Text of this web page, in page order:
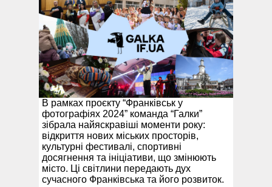
В рамках проєкту “Франківськ у
фотографіях 2024” команда “Галки”
зібрала найяскравіші моменти року:
відкриття нових міських просторів,
культурні фестивалі, спортивні
досягнення та ініціативи, що змінюють
місто. Ці світлини передають дух
сучасного Франківська та його розвиток.